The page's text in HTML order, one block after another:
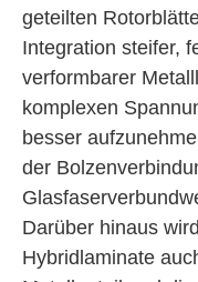
geteilten
Integration steifer,
verformbarer
komplexen
besser
der
Darüber hinaus
Hybridlaminate